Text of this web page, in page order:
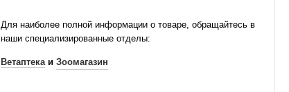
Для наиболее полной информации о товаре, обращайтесь в
наши специализированные отделы:
Ветаптекаи Зоомагазин